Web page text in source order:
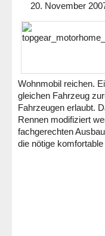
20. November
Wohnmobil reichen.
gleichen Fahrzeug
Fahrzeugen erlaubt.
Rennen modifiziert
fachgerechten
die nötige